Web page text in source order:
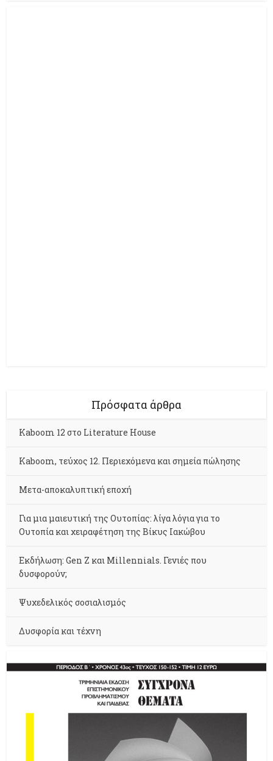
Πρόσφατα άρθρα
Kaboom 12 στο Literature House
Kaboom, τεύχος 12. Περιεχόμενα και σημεία πώλησης
Μετα-αποκαλυπτική εποχή
Για μια μαιευτική της Ουτοπίας: λίγα λόγια για το
Ουτοπία και χειραφέτηση της Βίκυς Ιακώβου
Εκδήλωση: Gen Z και Millennials. Γενιές που
δυσφορούν;
Ψυχεδελικός σοσιαλισμός
Δυσφορία και τέχνη